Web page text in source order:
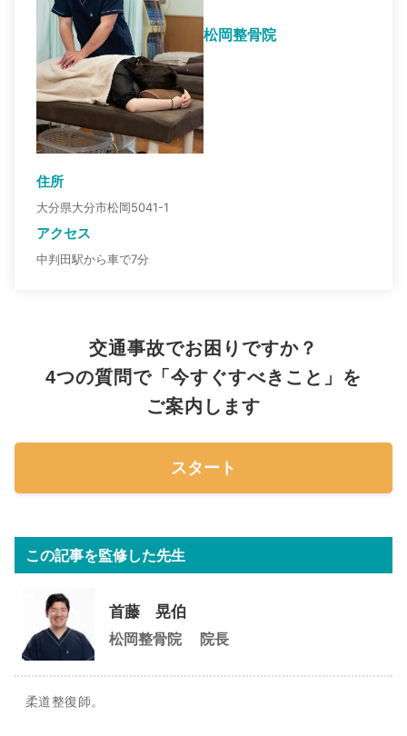
松岡整骨院
住所
大分県大分市松岡5041-1
アクセス
中判田駅から車で7分
交通事故でお困りですか？
4つの質問で「今すぐすべきこと」を
ご案内します
スタート
この記事を監修した先生
首藤 晃伯
松岡整骨院
院長
柔道整復師。